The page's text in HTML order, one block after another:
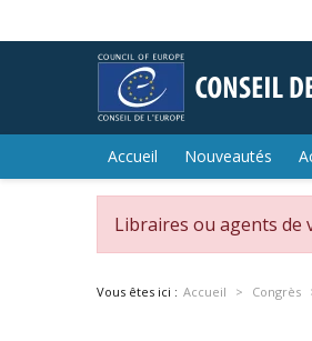
Accueil Nouveautés
Libraires ou agents de
Vous êtes ici : Accueil Congrès